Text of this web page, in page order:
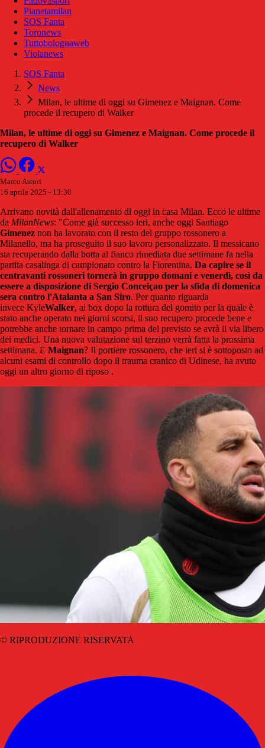
Pianetamilan
SOS Fanta
Toronews
Tuttobolognaweb
Violanews
SOS Fanta
News
Milan, le ultime di oggi su Gimenez e Maignan. Come
procede il recupero di Walker
Milan, le ultime di oggi su Gimenez e Maignan. Come procede il
recupero di Walker
Marco Astori
16 aprile 2025 - 13:30
Arrivano novità dall'allenamento di oggi in casa Milan. Ecco le ultime
da MilanNews: "Come già successo ieri, anche oggi Santiago
Gimenez non ha lavorato con il resto del gruppo rossonero a
Milanello, ma ha proseguito il suo lavoro personalizzato. Il messicano
sta recuperando dalla botta al fianco rimediata due settimane fa nella
partita casalinga di campionato contro la Fiorentina. Da capire se il
centravanti rossoneri tornerà in gruppo domani e venerdì, così da
essere a disposizione di Sergio Conceiçao per la sfida di domenica
sera contro l'Atalanta a San Siro. Per quanto riguarda
invece KyleWalker, ai box dopo la rottura del gomito per la quale è
stato anche operato nei giorni scorsi, il suo recupero procede bene e
potrebbe anche tornare in campo prima del previsto se avrà il via libero
dei medici. Una nuova valutazione sul terzino verrà fatta la prossima
settimana. E Maignan? Il portiere rossonero, che ieri si è sottoposto ad
alcuni esami di controllo dopo il trauma cranico di Udinese, ha avuto
oggi un altro giorno di riposo .
© RIPRODUZIONE RISERVATA